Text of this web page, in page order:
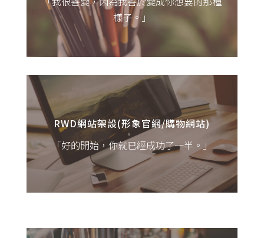
樣子。」
【平面設計(各式美術設計與印刷品設計)：我
們善於創造美的事物，舉凡商品介紹圖、網
站Banner、廣告用圖、DM及各式印刷品均可
提供服務。】
RWD網站架設(形象官網/購物網站)
「好的開始，你就已經成功了一半。」
身處網路世代，怎麼可以沒有自己的官網？
RWD響應式網站能自動調整在手機/平板/電
腦版中各個螢幕最適應的大小，達到最棒的
瀏覽體驗。
【RWD網站架設(形象官網/購物網站)：為您
的網站提供：一頁式/公司形象/購物車等各種
形式的網站架站設計，符合您各種所需。】
去餐廳前要看Google評論、去旅遊前要先看